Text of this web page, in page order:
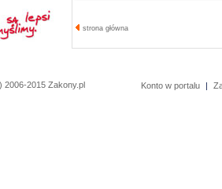
strona główna
2006-2015 Zakony.pl Konto w portalu |